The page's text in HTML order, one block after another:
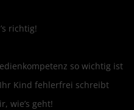
richtig!
so wichtig ist
Kind fehlerfrei schreibt
wie’s geht!